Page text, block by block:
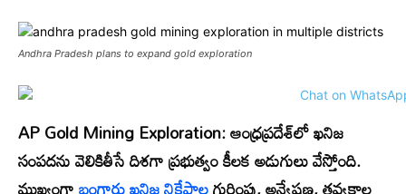
Andhra Pradesh plans to expand gold exploration
AP Gold Mining Exploration:ఆంధ్రప్రదేశ్‌లో ఖనిజ
సంపదను వెలికితీసే దిశగా ప్రభుత్వం కీలక అడుగులు వేస్తోంది.